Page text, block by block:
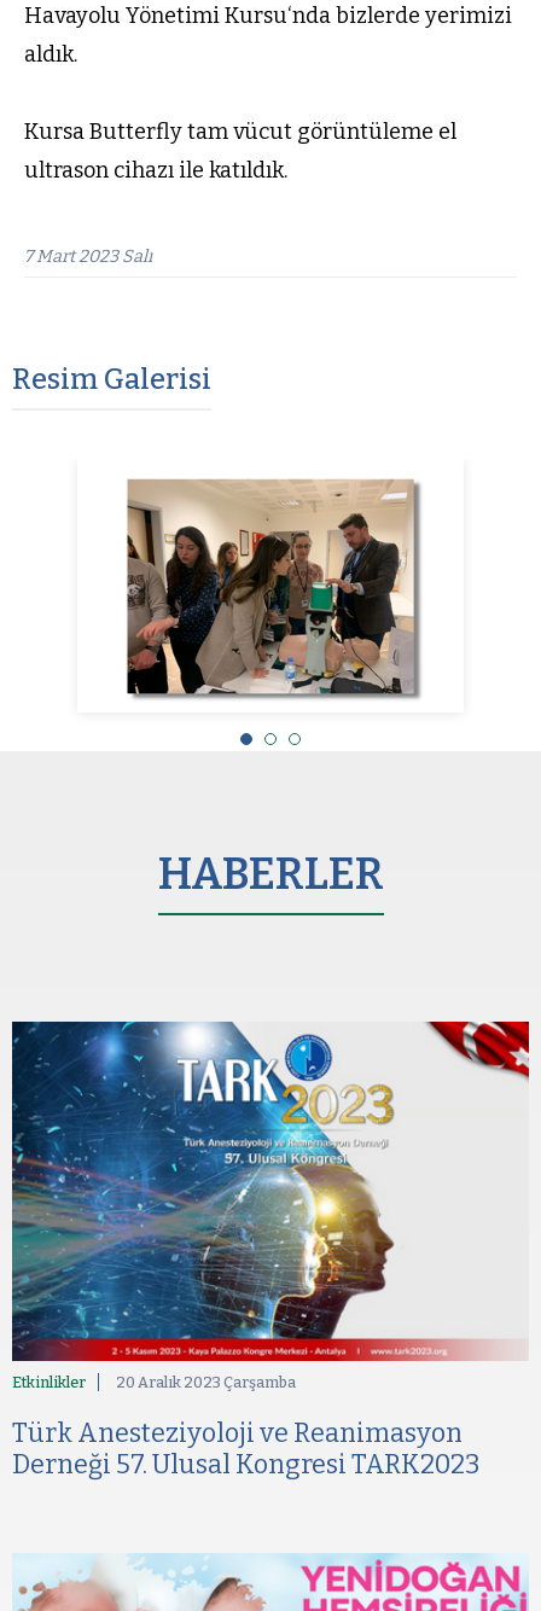
Havayolu Yönetimi Kursu‘nda bizlerde yerimizi
aldık.
Kursa Butterfly tam vücut görüntüleme el
ultrason cihazı ile katıldık.
7 Mart 2023 Salı
Resim Galerisi
HABERLER
Etkinlikler 20 Aralık 2023 Çarşamba
Türk Anesteziyoloji ve Reanimasyon
Derneği 57. Ulusal Kongresi TARK2023